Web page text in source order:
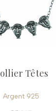
Têtes
Argent 925